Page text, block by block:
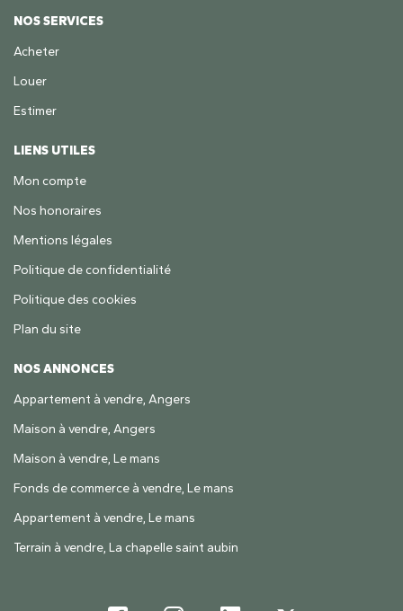
NOS SERVICES
Acheter
Louer
Estimer
LIENS UTILES
Mon compte
Nos honoraires
Mentions légales
Politique de confidentialité
Politique des cookies
Plan du site
NOS ANNONCES
Appartement à vendre, Angers
Maison à vendre, Angers
Maison à vendre, Le mans
Fonds de commerce à vendre, Le mans
Appartement à vendre, Le mans
Terrain à vendre, La chapelle saint aubin